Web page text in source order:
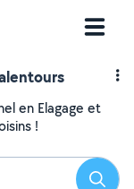
en Elagage et
!